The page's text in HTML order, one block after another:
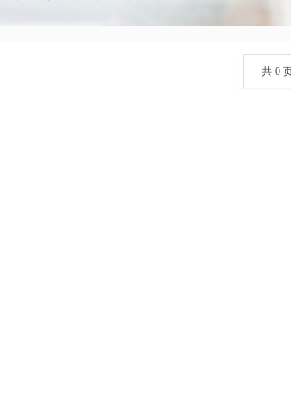
共 0